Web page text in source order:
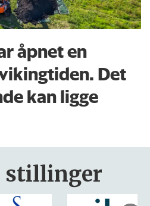
åpnet en
Det
kan ligge
stillinger